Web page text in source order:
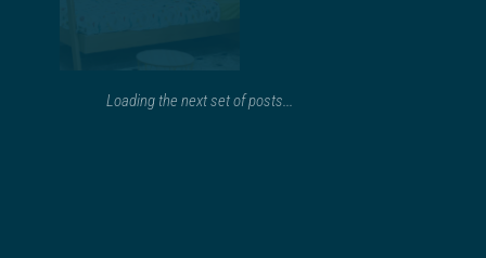
Loading the next set of posts...